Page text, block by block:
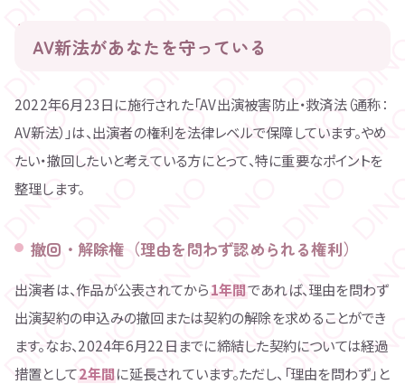
AV新法があなたを守っている
2022年6月23日に施行された「AV出演被害防止・救済法（通称：
AV新法）」は、出演者の権利を法律レベルで保障しています。やめ
たい・撤回したいと考えている方にとって、特に重要なポイントを
整理します。
撤回・解除権（理由を問わず認められる権利）
出演者は、作品が公表されてから1年間であれば、理由を問わず
出演契約の申込みの撤回または契約の解除を求めることができ
ます。なお、2024年6月22日までに締結した契約については経過
措置として2年間に延長されています。ただし、「理由を問わず」と